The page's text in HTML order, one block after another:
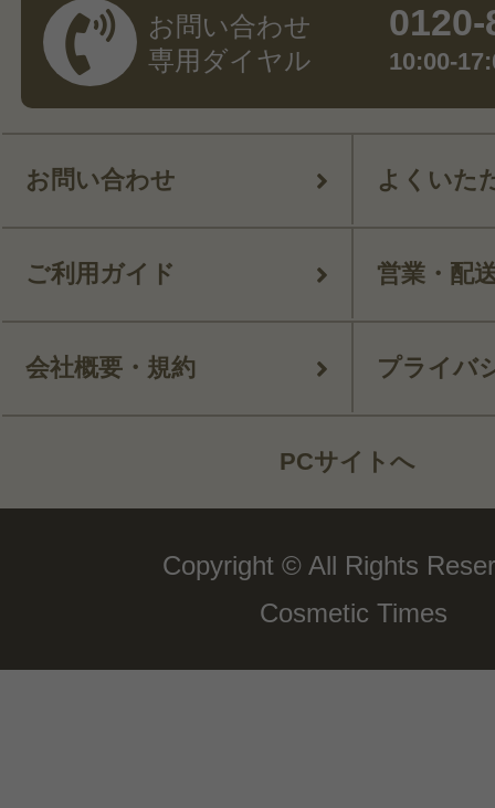
お問い合わせ
専用ダイヤル
10:00-
お問い合わせ よくいた
ご利用ガイド 営業・配
会社概要・規約 プライバ
PCサイトへ
Copyright © All Rights
Cosmetic Times